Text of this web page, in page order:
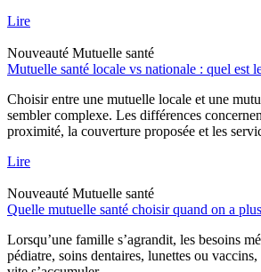
Lire
Nouveauté Mutuelle santé
Mutuelle santé locale vs nationale : quel est
Choisir entre une mutuelle locale et une
sembler complexe. Les différences
proximité, la couverture proposée et les
Lire
Nouveauté Mutuelle santé
Quelle mutuelle santé choisir quand on a
Lorsqu’une famille s’agrandit, les besoins
pédiatre, soins dentaires, lunettes ou vaccins,